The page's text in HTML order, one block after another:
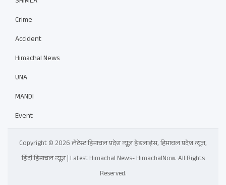
Crime
Accident
Himachal News
UNA
MANDI
Event
Copyright © 2026 लेटेस्ट हिमाचल प्रदेश न्यूज़ हेडलाइंस, हिमाचल प्रदेश न्यूज़,
हिंदी हिमाचल न्यूज़ | Latest Himachal News- HimachalNow. All Rights
Reserved.